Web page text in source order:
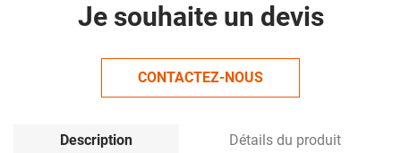
Je souhaite un devis
CONTACTEZ-NOUS
Description Détails du produit